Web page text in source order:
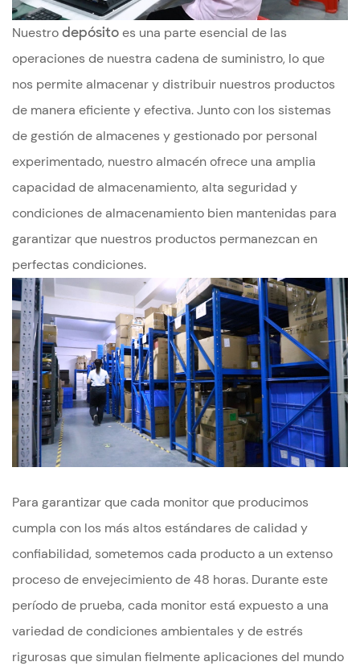
Nuestrodepósitoes una parte esencial de las
operaciones de nuestra cadena de suministro, lo que
nos permite almacenar y distribuir nuestros productos
de manera eficiente y efectiva. Junto con los sistemas
de gestión de almacenes y gestionado por personal
experimentado, nuestro almacén ofrece una amplia
capacidad de almacenamiento, alta seguridad y
condiciones de almacenamiento bien mantenidas para
garantizar que nuestros productos permanezcan en
perfectas condiciones.
Para garantizar que cada monitor que producimos
cumpla con los más altos estándares de calidad y
confiabilidad, sometemos cada producto a un extenso
proceso de envejecimiento de 48 horas. Durante este
período de prueba, cada monitor está expuesto a una
variedad de condiciones ambientales y de estrés
rigurosas que simulan fielmente aplicaciones del mundo